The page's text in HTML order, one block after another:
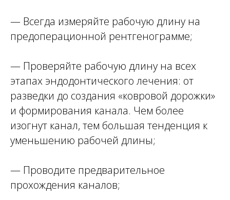
— Всегда измеряйте рабочую длину на
предоперационной рентгенограмме;
— Проверяйте рабочую длину на всех
этапах эндодонтического лечения: от
разведки до создания «ковровой дорожки»
и формирования канала. Чем более
изогнут канал, тем большая тенденция к
уменьшению рабочей длины;
— Проводите предварительное
прохождения каналов;